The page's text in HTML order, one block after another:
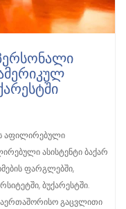
აფილირებული
ასისტენტი ბაქარ
ფარგლებში,
ბუქარესტში.
გაცვლითი